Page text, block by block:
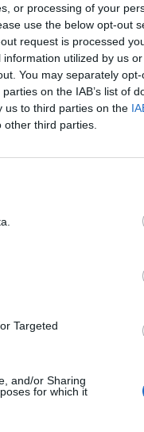
or processing of your
use the below opt-out
request is processed
utilized by us
You may separately
on the IAB’s list of
us to third parties on the
third parties.
Targeted
and/or Sharing
for which it
ir vidurinis
– šiaurinį tiltą. Po
judėjimui.
eismo
per parą.